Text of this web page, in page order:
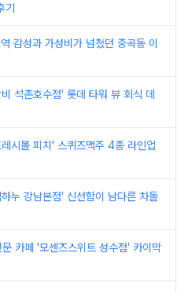
기
감성과 가성비가 넘쳤던 중곡동 이
석촌호수점' 롯데 타워 뷰 회식 데
시볼 피치' 스퀴즈맥주 4종 라인업
누 강남본점' 신선함이 남다른 차돌
카페 '모센즈스위트 성수점' 카이막